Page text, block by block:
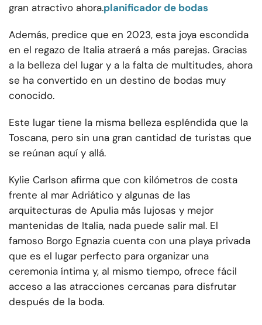
gran atractivo ahora.planificador de bodas
Además, predice que en 2023, esta joya escondida
en el regazo de Italia atraerá a más parejas. Gracias
a la belleza del lugar y a la falta de multitudes, ahora
se ha convertido en un destino de bodas muy
conocido.
Este lugar tiene la misma belleza espléndida que la
Toscana, pero sin una gran cantidad de turistas que
se reúnan aquí y allá.
Kylie Carlson afirma que con kilómetros de costa
frente al mar Adriático y algunas de las
arquitecturas de Apulia más lujosas y mejor
mantenidas de Italia, nada puede salir mal. El
famoso Borgo Egnazia cuenta con una playa privada
que es el lugar perfecto para organizar una
ceremonia íntima y, al mismo tiempo, ofrece fácil
acceso a las atracciones cercanas para disfrutar
después de la boda.